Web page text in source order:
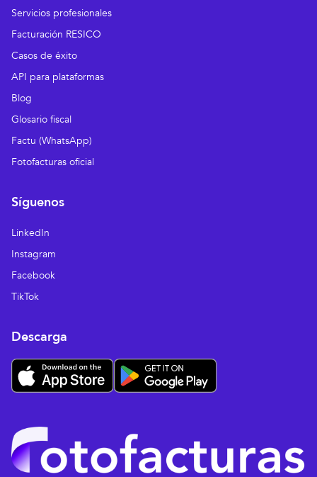
Servicios profesionales
Facturación RESICO
Casos de éxito
API para plataformas
Blog
Glosario fiscal
Factu (WhatsApp)
Fotofacturas oficial
Síguenos
LinkedIn
Instagram
Facebook
TikTok
Descarga